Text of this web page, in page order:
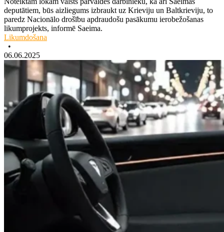
deputātiem, būs aizliegums izbraukt uz Krieviju un Baltkrieviju, to
paredz Nacionālo drošību apdraudošu pasākumu ierobežošanas
likumprojekts, informē Saeima.
Likumdošana
•
06.06.2025